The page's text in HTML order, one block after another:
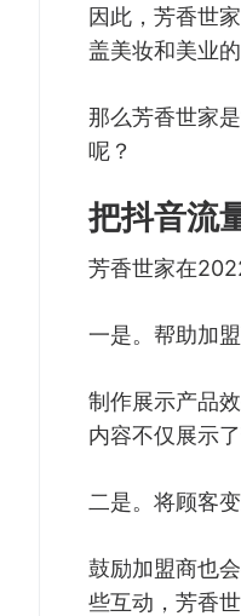
因此，芳香世
盖美妆和美业的
那么芳香世家
呢？
把抖音流
芳香世家在
一是。帮助加
制作展示产品
内容不仅展示
二是。将顾客
鼓励加盟商也
些互动，芳香